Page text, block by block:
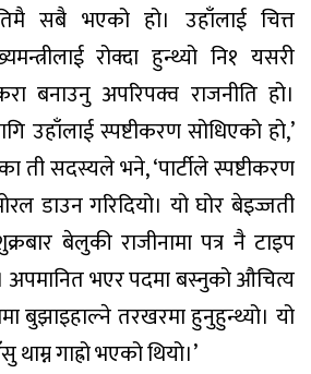
सबै भएको हो। उहाँलाई चित्त
रोक्दा हुन्थ्यो नि१ यसरी
बनाउनु अपरिपक्व राजनीति हो।
उहाँलाई स्पष्टीकरण सोधिएको हो,’
ती सदस्यले भने, ‘पार्टीले स्पष्टीकरण
डाउन गरिदियो। यो घोर बेइज्जती
बेलुकी राजीनामा पत्र नै टाइप
अपमानित भएर पदमा बस्नुको औचित्य
बुझाइहाल्ने तरखरमा हुनुहुन्थ्यो। यो
गाह्रो भएको थियो।’